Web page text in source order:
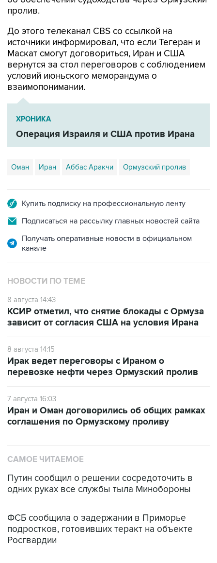
пролив.
До этого телеканал CBS со ссылкой на
источники информировал, что если Тегеран и
Маскат смогут договориться, Иран и США
вернутся за стол переговоров с соблюдением
условий июньского меморандума о
взаимопонимании.
ХРОНИКА
Операция Израиля и США против Ирана
Оман Иран Аббас Аракчи Ормузский пролив
Купить подписку на профессиональную ленту
Подписаться на рассылку главных новостей сайта
Получать оперативные новости в официальном
канале
НОВОСТИ ПО ТЕМЕ
8 августа 14:43
КСИР отметил, что снятие блокады с Ормуза
зависит от согласия США на условия Ирана
8 августа 14:15
Ирак ведет переговоры с Ираном о
перевозке нефти через Ормузский пролив
7 августа 16:03
Иран и Оман договорились об общих рамках
соглашения по Ормузскому проливу
САМОЕ ЧИТАЕМОЕ
Путин сообщил о решении сосредоточить в
одних руках все службы тыла Минобороны
ФСБ сообщила о задержании в Приморье
подростков, готовивших теракт на объекте
Росгвардии